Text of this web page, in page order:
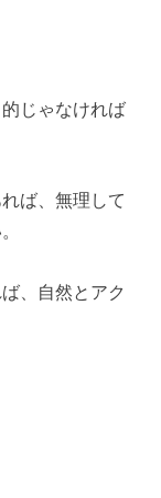
じゃなければ
ば、無理して
、自然とアク